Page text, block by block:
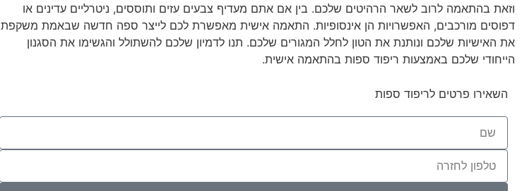
וזאת בהתאמה לרוב לשאר הרהיטים שלכם. בין אם אתם מעדיף צבעים עזים ותוססים, ניטרליים עדינים או
דפוסים מורכבים, האפשרויות הן אינסופיות. התאמה אישית מאפשרת לכם לייצר ספה חדשה שבאמת משקפת
את האישיות שלכם ונותנת את הטון לחלל המגורים שלכם. תנו לדמיון שלכם להשתולל והגשימו את הסגנון
הייחודי שלכם באמצעות ריפוד ספות בהתאמה אישית.
השאירו פרטים לריפוד ספות